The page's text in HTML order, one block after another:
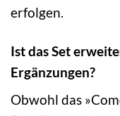
erfolgen.
Ist das Set
Ergänzungen?
Obwohl das